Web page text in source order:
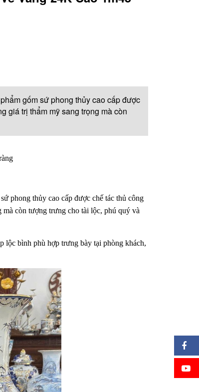
gốm sứ phong thủy cao cấp được
giá trị thẩm mỹ sang trọng mà còn
phong thủy cao cấp được chế tác thủ công
còn tượng trưng cho tài lộc, phú quý và
lộc bình phù hợp trưng bày tại phòng khách,